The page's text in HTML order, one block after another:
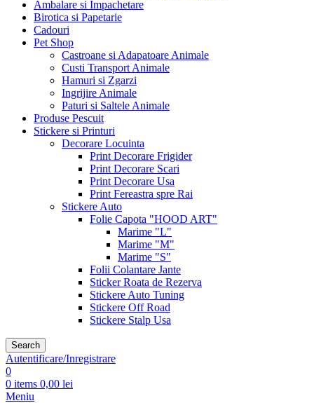
Ambalare si Impachetare
Birotica si Papetarie
Cadouri
Pet Shop
Castroane si Adapatoare Animale
Custi Transport Animale
Hamuri si Zgarzi
Ingrijire Animale
Paturi si Saltele Animale
Produse Pescuit
Stickere si Printuri
Decorare Locuinta
Print Decorare Frigider
Print Decorare Scari
Print Decorare Usa
Print Fereastra spre Rai
Stickere Auto
Folie Capota "HOOD ART"
Marime "L"
Marime "M"
Marime "S"
Folii Colantare Jante
Sticker Roata de Rezerva
Stickere Auto Tuning
Stickere Off Road
Stickere Stalp Usa
Search
Autentificare/Inregistrare
0
0 items 0,00 lei
Meniu